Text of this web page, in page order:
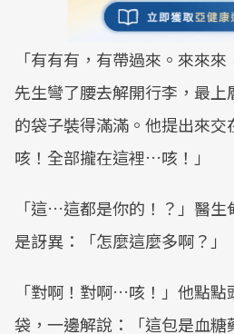
「有有有，有帶過來。來來
先生彎了腰去解開行李，最
的袋子裝得滿滿。他提出來
咳！全部攏在這裡…咳！」
「這…這都是你的！？」醫
是訝異：「怎麼這麼多啊？」
「對啊！對啊…咳！」他點
袋，一邊解說：「這包是血